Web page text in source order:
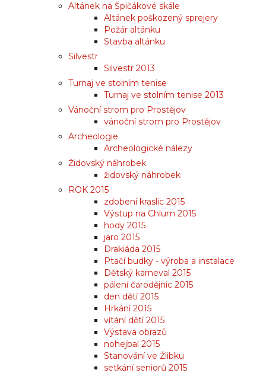
Altánek na Špičákové skále
Altánek poškozený sprejery
Požár altánku
Stavba altánku
Silvestr
Silvestr 2013
Turnaj ve stolním tenise
Turnaj ve stolním tenise 2013
Vánoční strom pro Prostějov
vánoční strom pro Prostějov
Archeologie
Archeologické nálezy
Židovský náhrobek
židovský náhrobek
ROK 2015
zdobení kraslic 2015
Výstup na Chlum 2015
hody 2015
jaro 2015
Drakiáda 2015
Ptačí budky - výroba a instalace
Dětský karneval 2015
pálení čarodějnic 2015
den dětí 2015
Hrkání 2015
vítání dětí 2015
Výstava obrazů
nohejbal 2015
Stanování ve Žlibku
setkání seniorů 2015